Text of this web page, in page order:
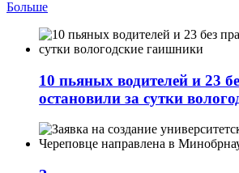
Больше
10 пьяных водителей и 23
остановили за сутки